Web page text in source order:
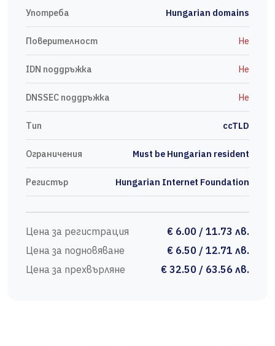
Употреба Hungarian domains
Поверителност Не
IDN поддръжка Не
DNSSEC поддръжка Не
Тип ccTLD
Ограничения Must be Hungarian resident
Регистър Hungarian Internet Foundation
Цена за регистрация
€ 6.00 / 11.73 лв.
Цена за подновяване
€ 6.50 / 12.71 лв.
Цена за прехвърляне
€ 32.50 / 63.56 лв.